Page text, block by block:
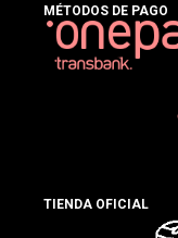
MÉTODOS DE PAGO
TIENDA OFICIAL